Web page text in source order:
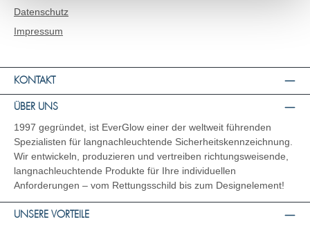
Datenschutz
Impressum
KONTAKT
ÜBER UNS
1997 gegründet, ist EverGlow einer der weltweit führenden
Spezialisten für langnachleuchtende Sicherheitskennzeichnung.
Wir entwickeln, produzieren und vertreiben richtungsweisende,
langnachleuchtende Produkte für Ihre individuellen
Anforderungen – vom Rettungsschild bis zum Designelement!
UNSERE VORTEILE